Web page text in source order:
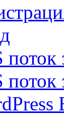
поток
поток